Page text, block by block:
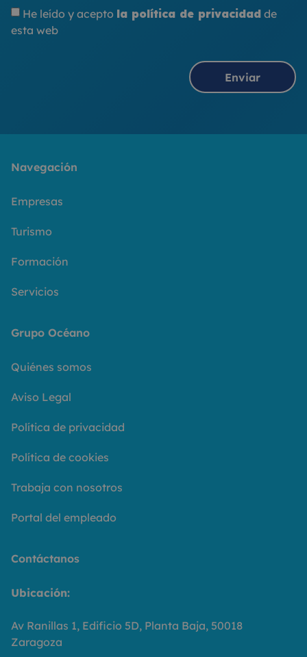
He leído y acepto la política de privacidad de
esta web
Enviar
Navegación
Empresas
Turismo
Formación
Servicios
Grupo Océano
Quiénes somos
Aviso Legal
Política de privacidad
Política de cookies
Trabaja con nosotros
Portal del empleado
Contáctanos
Ubicación:
Av Ranillas 1, Edificio 5D, Planta Baja, 50018
Zaragoza